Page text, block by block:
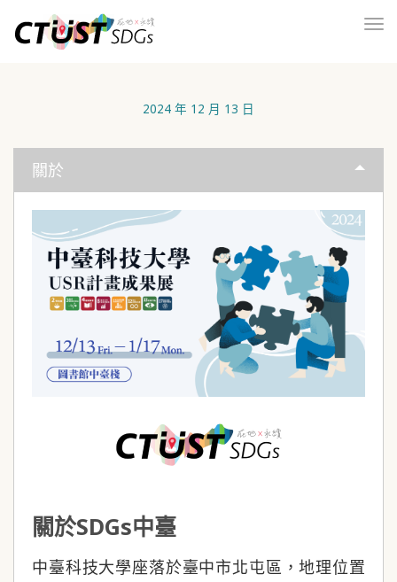
2024 年 12 月 13 日
關於
關於SDGs中臺
中臺科技大學座落於臺中市北屯區，地理位置